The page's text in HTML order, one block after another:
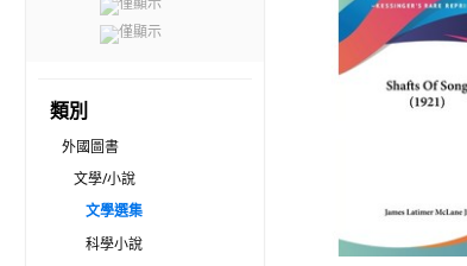
僅顯示
類別
外國圖書
文學/小說
文學選集
科學小說